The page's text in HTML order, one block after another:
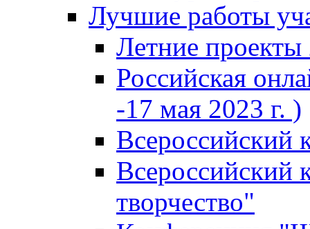
Лучшие работы
Летние проекты
Российская
-17 мая 2023 г. )
Всероссийский
Всероссийский
творчество"